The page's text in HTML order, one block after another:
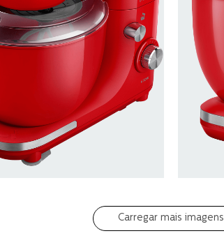
Carregar mais imagens